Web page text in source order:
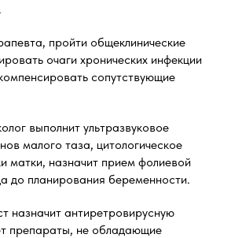
пройти общеклинические
очаги хронических инфекции
сопутствующие
выполнит ультразвуковое
малого таза, цитологическое
матки, назначит прием фолиевой
до планирования беременности.
назначит антиретровирусную
препараты, не обладающие